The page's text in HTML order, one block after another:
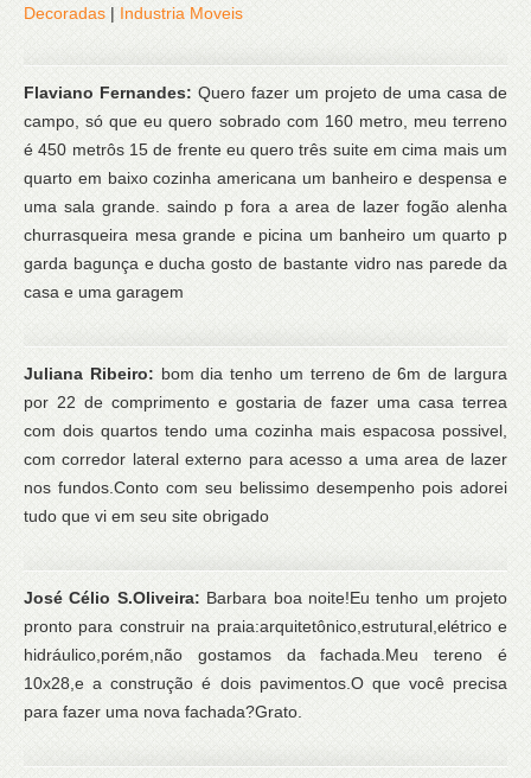
Decoradas | Industria Moveis
Flaviano Fernandes: Quero fazer um projeto de uma casa de
campo, só que eu quero sobrado com 160 metro, meu terreno
é 450 metrôs 15 de frente eu quero três suite em cima mais um
quarto em baixo cozinha americana um banheiro e despensa e
uma sala grande. saindo p fora a area de lazer fogão alenha
churrasqueira mesa grande e picina um banheiro um quarto p
garda bagunça e ducha gosto de bastante vidro nas parede da
casa e uma garagem
Juliana Ribeiro: bom dia tenho um terreno de 6m de largura
por 22 de comprimento e gostaria de fazer uma casa terrea
com dois quartos tendo uma cozinha mais espacosa possivel,
com corredor lateral externo para acesso a uma area de lazer
nos fundos.Conto com seu belissimo desempenho pois adorei
tudo que vi em seu site obrigado
José Célio S.Oliveira: Barbara boa noite!Eu tenho um projeto
pronto para construir na praia:arquitetônico,estrutural,elétrico e
hidráulico,porém,não gostamos da fachada.Meu tereno é
10x28,e a construção é dois pavimentos.O que você precisa
para fazer uma nova fachada?Grato.